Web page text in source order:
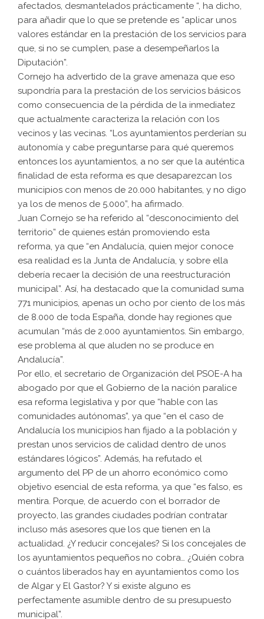
afectados, desmantelados prácticamente “, ha dicho,
para añadir que lo que se pretende es “aplicar unos
valores estándar en la prestación de los servicios para
que, si no se cumplen, pase a desempeñarlos la
Diputación”.
Cornejo ha advertido de la grave amenaza que eso
supondría para la prestación de los servicios básicos
como consecuencia de la pérdida de la inmediatez
que actualmente caracteriza la relación con los
vecinos y las vecinas. “Los ayuntamientos perderían su
autonomía y cabe preguntarse para qué queremos
entonces los ayuntamientos, a no ser que la auténtica
finalidad de esta reforma es que desaparezcan los
municipios con menos de 20.000 habitantes, y no digo
ya los de menos de 5.000”, ha afirmado.
Juan Cornejo se ha referido al “desconocimiento del
territorio” de quienes están promoviendo esta
reforma, ya que “en Andalucía, quien mejor conoce
esa realidad es la Junta de Andalucía, y sobre ella
debería recaer la decisión de una reestructuración
municipal”. Así, ha destacado que la comunidad suma
771 municipios, apenas un ocho por ciento de los más
de 8.000 de toda España, donde hay regiones que
acumulan “más de 2.000 ayuntamientos. Sin embargo,
ese problema al que aluden no se produce en
Andalucía”.
Por ello, el secretario de Organización del PSOE-A ha
abogado por que el Gobierno de la nación paralice
esa reforma legislativa y por que “hable con las
comunidades autónomas”, ya que “en el caso de
Andalucía los municipios han fijado a la población y
prestan unos servicios de calidad dentro de unos
estándares lógicos”. Además, ha refutado el
argumento del PP de un ahorro económico como
objetivo esencial de esta reforma, ya que “es falso, es
mentira. Porque, de acuerdo con el borrador de
proyecto, las grandes ciudades podrían contratar
incluso más asesores que los que tienen en la
actualidad. ¿Y reducir concejales? Si los concejales de
los ayuntamientos pequeños no cobra… ¿Quién cobra
o cuántos liberados hay en ayuntamientos como los
de Algar y El Gastor? Y si existe alguno es
perfectamente asumible dentro de su presupuesto
municipal”.